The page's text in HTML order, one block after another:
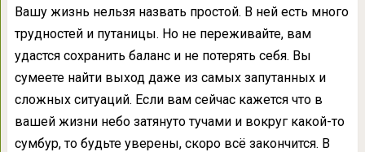
Вашу жизнь нельзя назвать простой. В ней есть много
трудностей и путаницы. Но не переживайте, вам
удастся сохранить баланс и не потерять себя. Вы
сумеете найти выход даже из самых запутанных и
сложных ситуаций. Если вам сейчас кажется что в
вашей жизни небо затянуто тучами и вокруг какой-то
сумбур, то будьте уверены, скоро всё закончится. В